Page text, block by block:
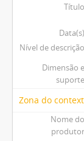
Título
Data(s)
Nível de descrição
Dimensão e
suporte
Zona do
Nome do
produtor